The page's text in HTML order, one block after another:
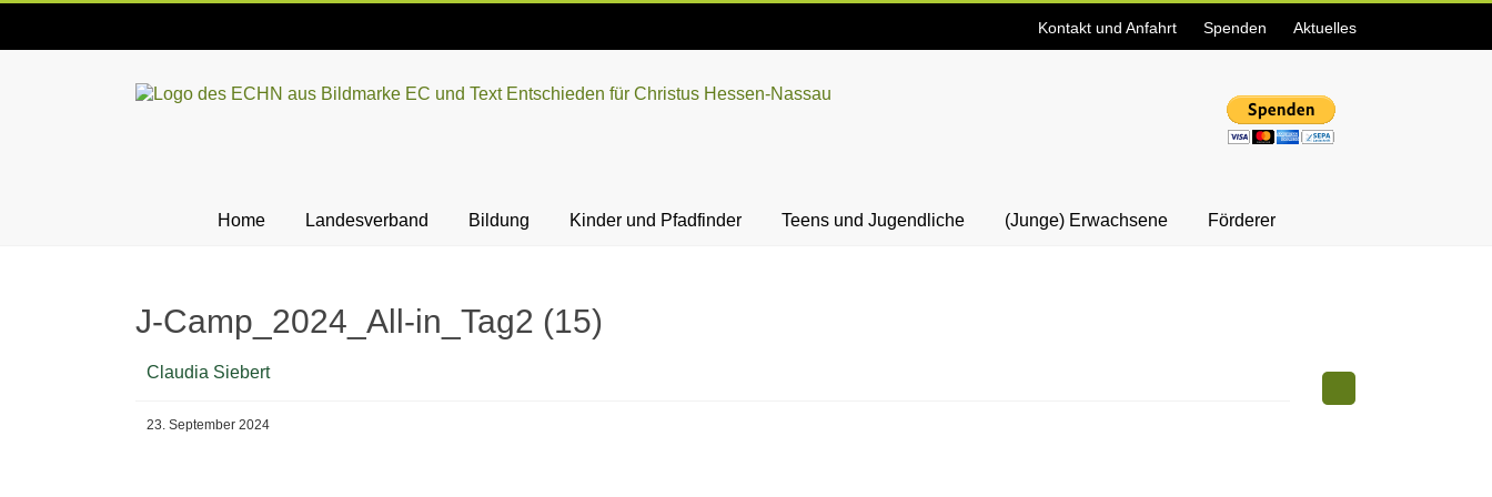
Kontakt und Anfahrt Spenden Aktuelles
ECHN
Home Landesverband Bildung Kinder und Pfadfinder Teens und Jugendliche (Junge) Erwachsene Förderer
J-Camp_2024_All-in_Tag2 (15)
Claudia Siebert
23. September 2024